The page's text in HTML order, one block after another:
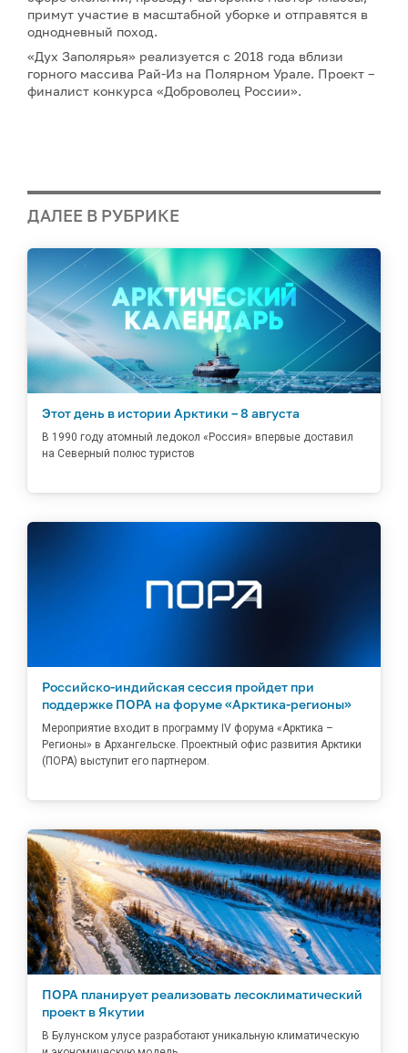
примут участие в масштабной уборке и отправятся в
однодневный поход.
«Дух Заполярья» реализуется с 2018 года вблизи
горного массива Рай-Из на Полярном Урале. Проект –
финалист конкурса «Доброволец России».
ДАЛЕЕ В РУБРИКЕ
Этот день в истории Арктики – 8 августа
В 1990 году атомный ледокол «Россия» впервые доставил
на Северный полюс туристов
Российско-индийская сессия пройдет при
поддержке ПОРА на форуме «Арктика-регионы»
Мероприятие входит в программу IV форума «Арктика –
Регионы» в Архангельске. Проектный офис развития Арктики
(ПОРА) выступит его партнером.
ПОРА планирует реализовать лесоклиматический
проект в Якутии
В Булунском улусе разработают уникальную климатическую